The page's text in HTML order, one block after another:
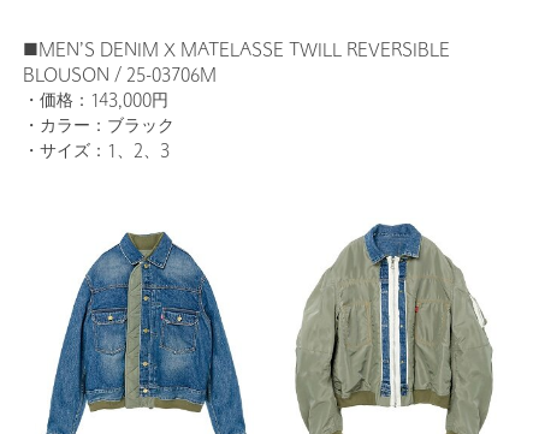
■MEN’S DENIM X MATELASSE TWILL REVERSIBLE
BLOUSON / 25-03706M
・価格：143,000円
・カラー：ブラック
・サイズ：1、2、3